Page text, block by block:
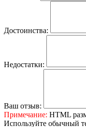
Достоинства:
Недостатки:
Ваш отзыв:
Примечание: HTML
Используйте обычный